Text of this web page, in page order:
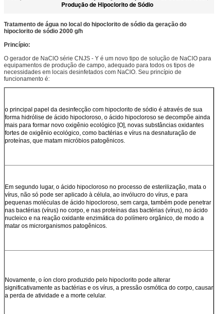
Produção de Hipoclorito de Sódio
Tratamento de água no local do hipoclorito de sódio da geração do
hipoclorito de sódio 2000 g/h
Princípio:
O gerador de NaClO série CNJS - Y é um novo tipo de solução de NaClO para
equipamentos de produção de campo, adequado para todos os tipos de
necessidades em locais desinfetados com NaClO. Seu princípio de
funcionamento é:
o principal papel da desinfecção com hipoclorito de sódio é através de sua
forma hidrólise de ácido hipocloroso, o ácido hipocloroso se decompõe ainda
mais para formar novo oxigênio ecológico [O], novas substâncias oxidantes
fortes de oxigênio ecológico, como bactérias e vírus na desnaturação de
proteínas, que matam micróbios patogênicos.
Em segundo lugar, o ácido hipocloroso no processo de esterilização, mata o
vírus, não só pode ser aplicado à célula, ao invólucro do vírus, e para
pequenas moléculas de ácido hipocloroso, sem carga, também pode penetrar
nas bactérias (vírus) no corpo, e nas proteínas das bactérias (vírus), no ácido
nucleico e na reação oxidante enzimática do polímero orgânico, de modo a
matar os microrganismos patogênicos.
Novamente, o íon cloro produzido pelo hipoclorito pode alterar
significativamente as bactérias e os vírus, a pressão osmótica do corpo, causar
a perda de atividade e a morte celular.